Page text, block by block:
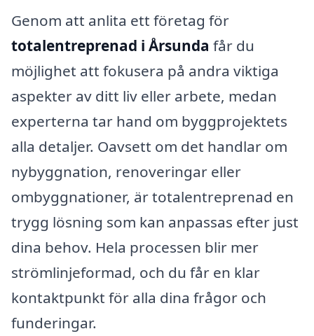
Genom att anlita ett företag för
totalentreprenad i Årsunda får du
möjlighet att fokusera på andra viktiga
aspekter av ditt liv eller arbete, medan
experterna tar hand om byggprojektets
alla detaljer. Oavsett om det handlar om
nybyggnation, renoveringar eller
ombyggnationer, är totalentreprenad en
trygg lösning som kan anpassas efter just
dina behov. Hela processen blir mer
strömlinjeformad, och du får en klar
kontaktpunkt för alla dina frågor och
funderingar.